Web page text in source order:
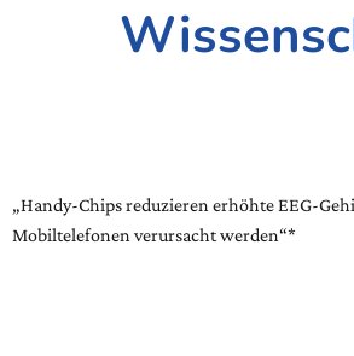
„Handy-Chips reduzieren erhöhte EEG-
Mobiltelefonen verursacht werden“*